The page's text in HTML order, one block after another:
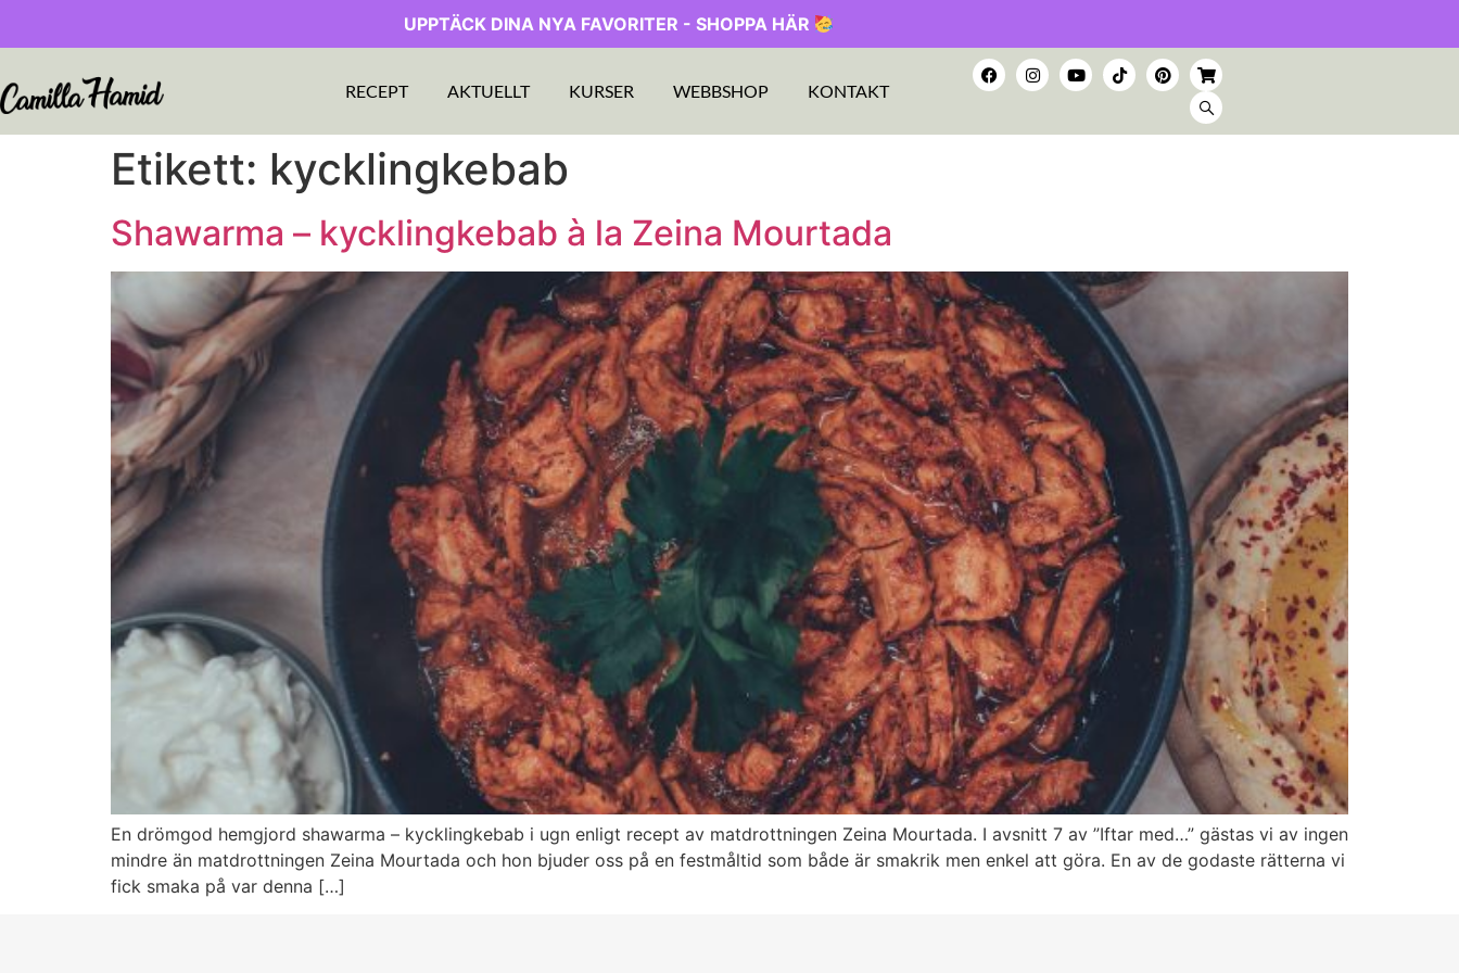
UPPTÄCK DINA NYA FAVORITER - SHOPPA HÄR
RECEPT AKTUELLT KURSER WEBBSHOP KONTAKT
Etikett: kycklingkebab
Shawarma – kycklingkebab à la Zeina Mourtada
En drömgod hemgjord shawarma – kycklingkebab i ugn enligt recept av matdrottningen Zeina Mourtada. I avsnitt 7 av ”Iftar med…” gästas vi av ingen
mindre än matdrottningen Zeina Mourtada och hon bjuder oss på en festmåltid som både är smakrik men enkel att göra. En av de godaste rätterna vi
fick smaka på var denna […]